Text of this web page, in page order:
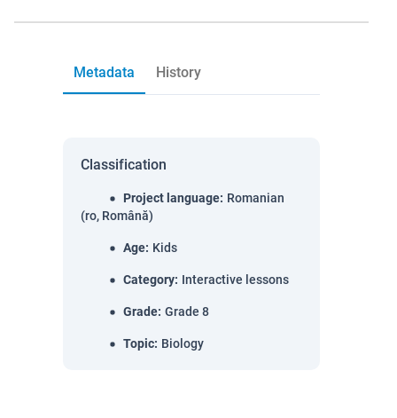
Metadata History
Classification
Project language: Romanian
(ro, Română)
Age: Kids
Category: Interactive lessons
Grade: Grade 8
Topic: Biology